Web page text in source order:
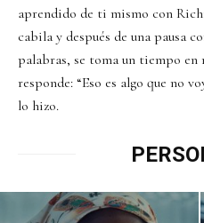
aprendido de ti mismo con
cabila y después de una pausa
palabras, se toma un tiempo
responde: “Eso es algo que no
lo hizo.